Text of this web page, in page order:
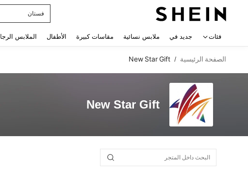
فستان
فئات جديد في ملابس نسائية مقاسات كبيرة الأطفال الملابس
الصفحة الرئيسية /
New Star Gift
New Star Gift